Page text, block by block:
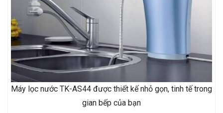
Máy lọc nước TK-AS44 được thiết kế nhỏ gọn, tinh tế trong
gian bếp của bạn